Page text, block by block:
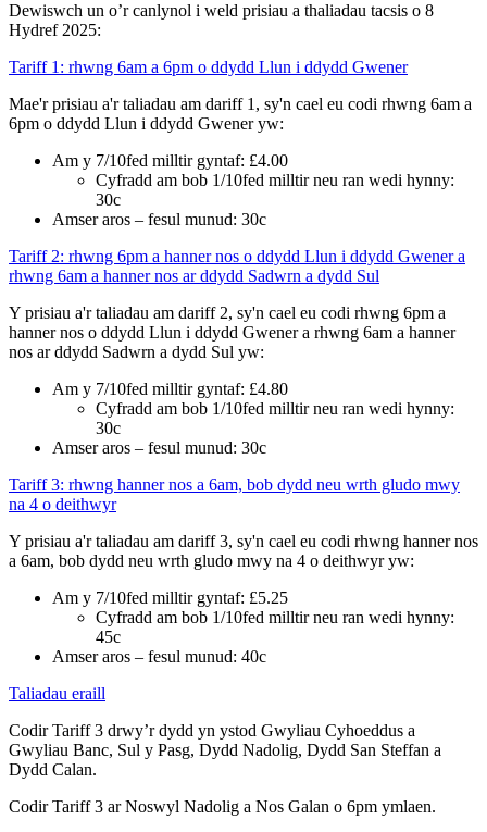
Dewiswch un o’r canlynol i weld prisiau a thaliadau tacsis o 8
Hydref 2025:
Tariff 1: rhwng 6am a 6pm o ddydd Llun i ddydd Gwener
Mae'r prisiau a'r taliadau am dariff 1, sy'n cael eu codi rhwng 6am a
6pm o ddydd Llun i ddydd Gwener yw:
Am y 7/10fed milltir gyntaf: £4.00
Cyfradd am bob 1/10fed milltir neu ran wedi hynny:
30c
Amser aros – fesul munud: 30c
Tariff 2: rhwng 6pm a hanner nos o ddydd Llun i ddydd Gwener a
rhwng 6am a hanner nos ar ddydd Sadwrn a dydd Sul
Y prisiau a'r taliadau am dariff 2, sy'n cael eu codi rhwng 6pm a
hanner nos o ddydd Llun i ddydd Gwener a rhwng 6am a hanner
nos ar ddydd Sadwrn a dydd Sul yw:
Am y 7/10fed milltir gyntaf: £4.80
Cyfradd am bob 1/10fed milltir neu ran wedi hynny:
30c
Amser aros – fesul munud: 30c
Tariff 3: rhwng hanner nos a 6am, bob dydd neu wrth gludo mwy
na 4 o deithwyr
Y prisiau a'r taliadau am dariff 3, sy'n cael eu codi rhwng hanner nos
a 6am, bob dydd neu wrth gludo mwy na 4 o deithwyr yw:
Am y 7/10fed milltir gyntaf: £5.25
Cyfradd am bob 1/10fed milltir neu ran wedi hynny:
45c
Amser aros – fesul munud: 40c
Taliadau eraill
Codir Tariff 3 drwy’r dydd yn ystod Gwyliau Cyhoeddus a
Gwyliau Banc, Sul y Pasg, Dydd Nadolig, Dydd San Steffan a
Dydd Calan.
Codir Tariff 3 ar Noswyl Nadolig a Nos Galan o 6pm ymlaen.